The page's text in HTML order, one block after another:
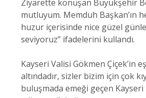
Ziyarette konuşan Büyükşehir
mutluyum. Memduh Başkan’ın
huzur içerisinde nice güzel
seviyoruz” ifadelerini kullandı.
Kayseri Valisi Gökmen Çiçek’in
altındadır, sizler bizim için çok
buluşmada emeği geçen Kayseri